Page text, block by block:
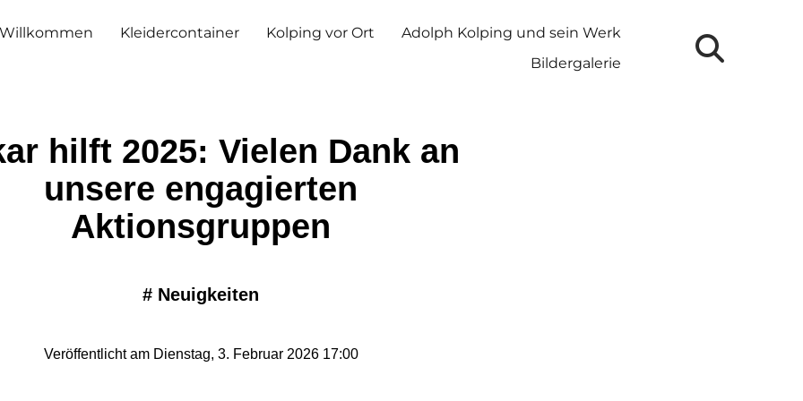
Willkommen Kleidercontainer Kolping vor Ort
Adolph Kolping und sein Werk
Bildergalerie
hilft 2025: Vielen Dank an
unsere engagierten
Aktionsgruppen
# Neuigkeiten
Veröffentlicht am Dienstag, 3. Februar 2026 17:00